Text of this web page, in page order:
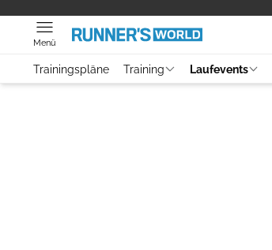
Menü
Trainingspläne Training Laufevents